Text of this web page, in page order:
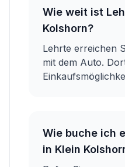
Wie weit ist
Kolshorn?
Lehrte erreichen
mit dem Auto.
Wie buche ich
in Klein